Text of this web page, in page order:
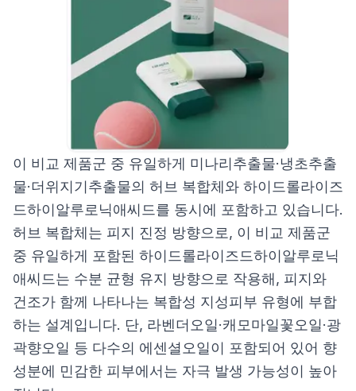
이 비교 제품군 중 유일하게 미나리추출물·냉초추출
물·더위지기추출물의 허브 복합체와 하이드롤라이즈
드하이알루로닉애씨드를 동시에 포함하고 있습니다.
허브 복합체는 피지 진정 방향으로, 이 비교 제품군
중 유일하게 포함된 하이드롤라이즈드하이알루로닉
애씨드는 수분 균형 유지 방향으로 작용해, 피지와
건조가 함께 나타나는 복합성 지성피부 유형에 부합
하는 설계입니다. 단, 라벤더오일·캐모마일꽃오일·광
곽향오일 등 다수의 에센셜오일이 포함되어 있어 향
성분에 민감한 피부에서는 자극 발생 가능성이 높아